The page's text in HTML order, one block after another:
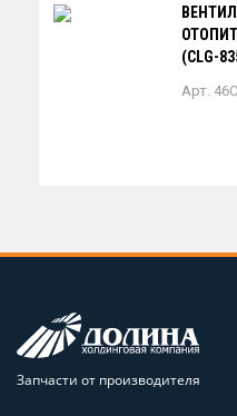
(CLG-
Арт.
Запчасти от производителя